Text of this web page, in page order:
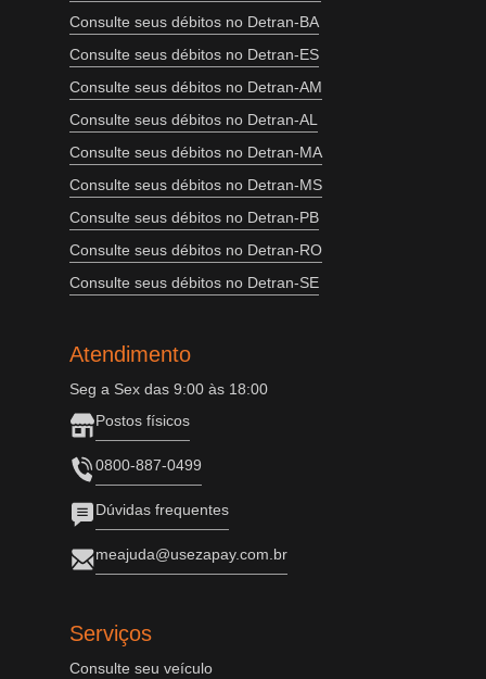
Consulte seus débitos no Detran-BA
Consulte seus débitos no Detran-ES
Consulte seus débitos no Detran-AM
Consulte seus débitos no Detran-AL
Consulte seus débitos no Detran-MA
Consulte seus débitos no Detran-MS
Consulte seus débitos no Detran-PB
Consulte seus débitos no Detran-RO
Consulte seus débitos no Detran-SE
Atendimento
Seg a Sex das 9:00 às 18:00
Postos físicos
0800-887-0499
Dúvidas frequentes
meajuda@usezapay.com.br
Serviços
Consulte seu veículo